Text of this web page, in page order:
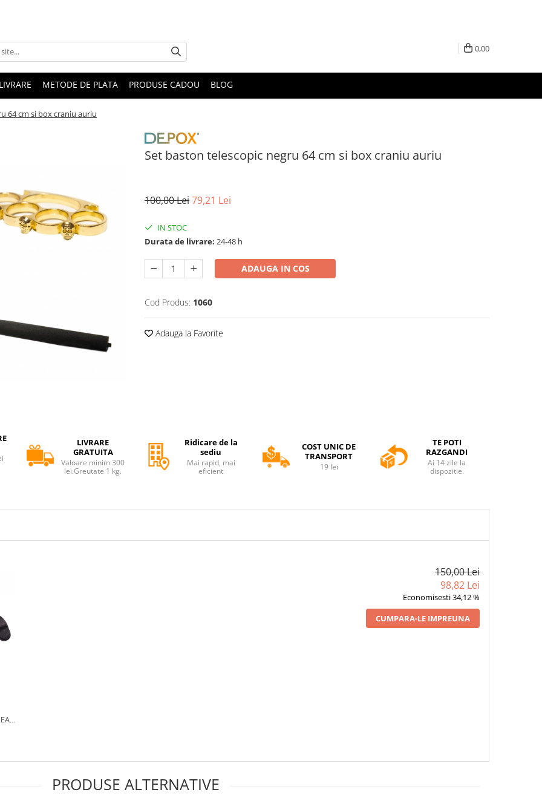
0,00
METODE DE PLATA PRODUSE CADOU BLOG
64 cm si box craniu auriu
Set baston telescopic negru 64 cm si box craniu auriu
100,00 Lei79,21 Lei
IN STOC
Durata de livrare: 24-48 h
ADAUGA IN COS
Cod Produs: 1060
Adauga la Favorite
LIVRARE
GRATUITA
Valoare minim 300
lei.Greutate 1 kg.
Ridicare de la
sediu
Mai rapid, mai
eficient
COST UNIC DE
TRANSPORT
19 lei
TE POTI
RAZGANDI
Ai 14 zile la
dispozitie.
150,00 Lei
98,82 Lei
Economisesti 34,12 %
CUMPARA-LE IMPREUNA
PRODUSE ALTERNATIVE